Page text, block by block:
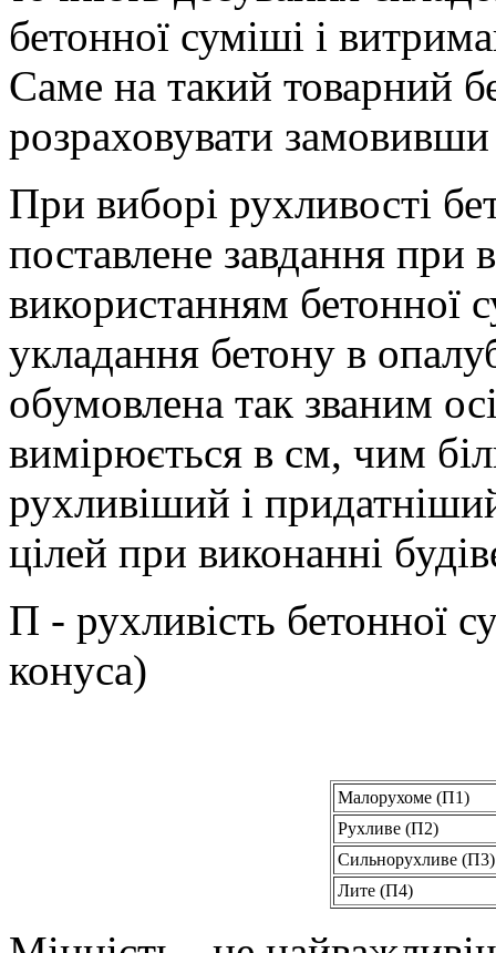
бетонної суміші і
Саме на такий товарний
розраховувати
При виборі рухливості
поставлене завдання при
використанням бетонної
укладання бетону в
обумовлена так званим
вимірюється в см, чим
рухливіший і
цілей при виконанні
П - рухливість бетонної
конуса)
Малорухоме (П1)
Рухливе (П2)
Сильнорухливе (П3)
Лите (П4)